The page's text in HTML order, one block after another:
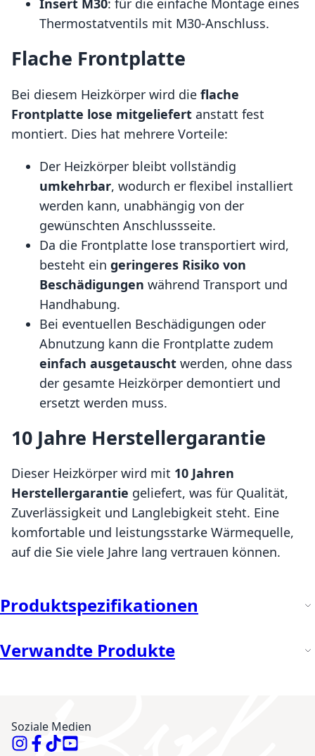
Insert M30: für die einfache Montage eines
Thermostatventils mit M30-Anschluss.
Flache Frontplatte
Bei diesem Heizkörper wird die flache
Frontplatte lose mitgeliefert anstatt fest
montiert. Dies hat mehrere Vorteile:
Der Heizkörper bleibt vollständig
umkehrbar, wodurch er flexibel installiert
werden kann, unabhängig von der
gewünschten Anschlussseite.
Da die Frontplatte lose transportiert wird,
besteht ein geringeres Risiko von
Beschädigungen während Transport und
Handhabung.
Bei eventuellen Beschädigungen oder
Abnutzung kann die Frontplatte zudem
einfach ausgetauscht werden, ohne dass
der gesamte Heizkörper demontiert und
ersetzt werden muss.
10 Jahre Herstellergarantie
Dieser Heizkörper wird mit 10 Jahren
Herstellergarantie geliefert, was für Qualität,
Zuverlässigkeit und Langlebigkeit steht. Eine
komfortable und leistungsstarke Wärmequelle,
auf die Sie viele Jahre lang vertrauen können.
Produktspezifikationen
Verwandte Produkte
Soziale Medien